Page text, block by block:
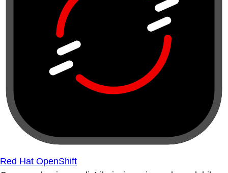
Red Hat OpenShift